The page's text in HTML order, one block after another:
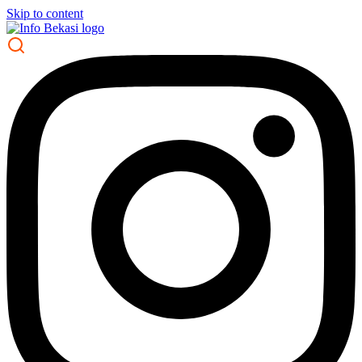
Skip to content